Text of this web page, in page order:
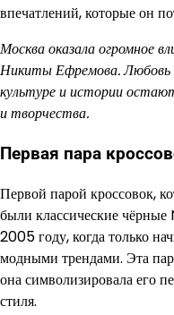
впечатлений, которые он
Москва оказала огромное
Никиты Ефремова. Любовь
культуре и истории
и творчества.
Первая пара
Первой парой кроссовок,
были классические
2005 году, когда только
модными трендами. Эта
она символизировала его
стиля.